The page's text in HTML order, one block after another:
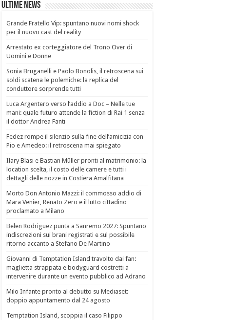
Ultime News
Grande Fratello Vip: spuntano nuovi nomi shock
per il nuovo cast del reality
Arrestato ex corteggiatore del Trono Over di
Uomini e Donne
Sonia Bruganelli e Paolo Bonolis, il retroscena sui
soldi scatena le polemiche: la replica del
conduttore sorprende tutti
Luca Argentero verso l’addio a Doc – Nelle tue
mani: quale futuro attende la fiction di Rai 1 senza
il dottor Andrea Fanti
Fedez rompe il silenzio sulla fine dell’amicizia con
Pio e Amedeo: il retroscena mai spiegato
Ilary Blasi e Bastian Müller pronti al matrimonio: la
location scelta, il costo delle camere e tutti i
dettagli delle nozze in Costiera Amalfitana
Morto Don Antonio Mazzi: il commosso addio di
Mara Venier, Renato Zero e il lutto cittadino
proclamato a Milano
Belen Rodriguez punta a Sanremo 2027: Spuntano
indiscrezioni sui brani registrati e sul possibile
ritorno accanto a Stefano De Martino
Giovanni di Temptation Island travolto dai fan:
maglietta strappata e bodyguard costretti a
intervenire durante un evento pubblico ad Adrano
Milo Infante pronto al debutto su Mediaset:
doppio appuntamento dal 24 agosto
Temptation Island, scoppia il caso Filippo